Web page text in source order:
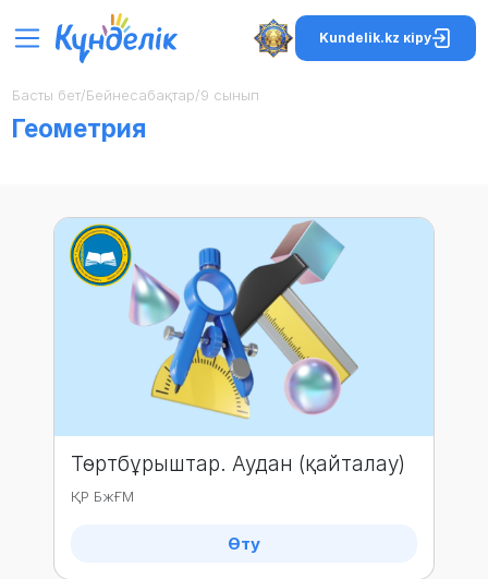
Kundelik.kz кіру
Басты бет/Бейнесабақтар/9 сынып
Геометрия
Төртбұрыштар. Аудан (қайталау)
ҚР БжҒМ
Өту